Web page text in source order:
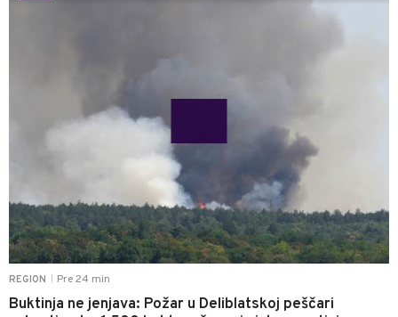
REGION Pre 24 min
Buktinja ne jenjava: Požar u Deliblatskoj peščari